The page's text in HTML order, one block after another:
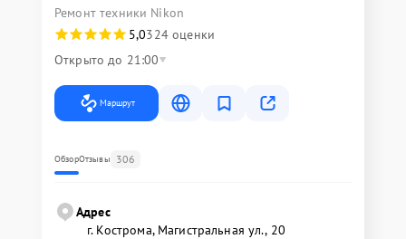
Ремонт техники Nikon
5,0324 оценки
Открыто до 21:00
Маршрут
ОбзорОтзывы 306
Адрес
г. Кострома, Магистральная ул., 20